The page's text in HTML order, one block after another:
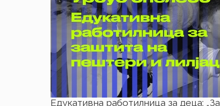
Едукативна работилница за деца: